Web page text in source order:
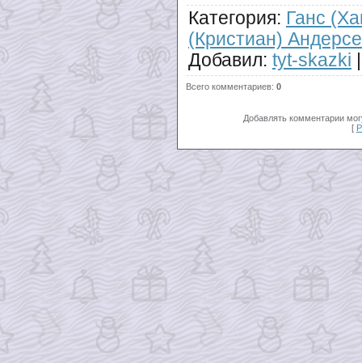
Категория: Ганс
(Кристиан)
Добавил: tyt-skazki
Всего комментариев: 0
Добавлять комментарии
[